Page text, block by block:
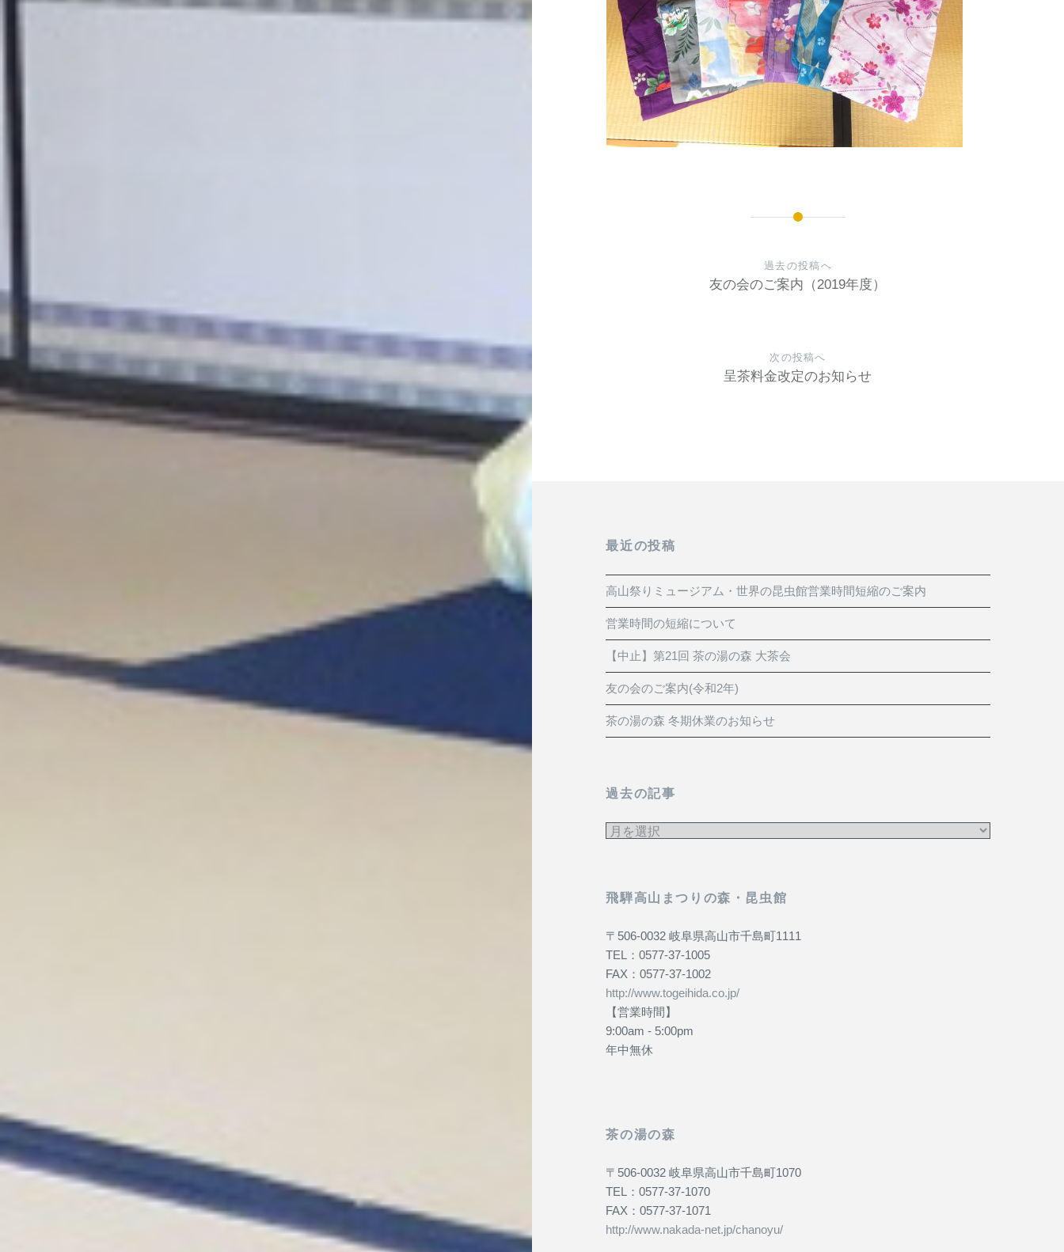
過去の投稿へ
友の会のご案内（2019年度）
次の投稿へ
呈茶料金改定のお知らせ
最近の投稿
高山祭りミュージアム・世界の昆虫館営業時間短縮のご案内
営業時間の短縮について
【中止】第21回 茶の湯の森 大茶会
友の会のご案内(令和2年)
茶の湯の森 冬期休業のお知らせ
過去の記事
過
記
事
飛騨高山まつりの森・昆虫館
〒506-0032 岐阜県高山市千島町1111
TEL：0577-37-1005
FAX：0577-37-1002
http://www.togeihida.co.jp/
【営業時間】
9:00am ‐ 5:00pm
年中無休
茶の湯の森
〒506-0032 岐阜県高山市千島町1070
TEL：0577-37-1070
FAX：0577-37-1071
http://www.nakada-net.jp/chanoyu/